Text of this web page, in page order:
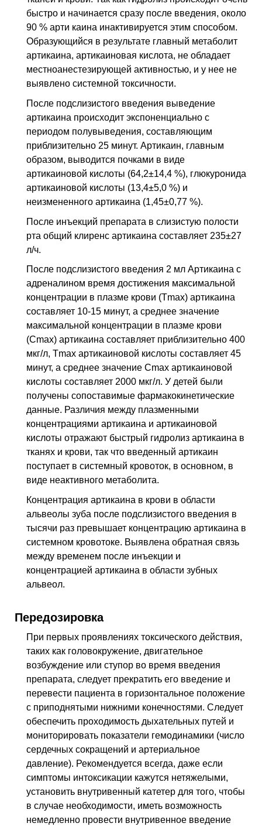
быстро и начинается сразу после введения, около
90 % арти каина инактивируется этим способом.
Образующийся в результате главный метаболит
артикаина, артикаиновая кислота, не обладает
местноанестезирующей активностью, и у нее не
выявлено системной токсичности.
После подслизистого введения выведение
артикаина происходит экспоненциально с
периодом полувыведения, составляющим
приблизительно 25 минут. Артикаин, главным
образом, выводится почками в виде
артикаиновой кислоты (64,2±14,4 %), глюкуронида
артикаиновой кислоты (13,4±5,0 %) и
неизмененного артикаина (1,45±0,77 %).
После инъекций препарата в слизистую полости
рта общий клиренс артикаина составляет 235±27
л/ч.
После подслизистого введения 2 мл Артикаина с
адреналином время достижения максимальной
концентрации в плазме крови (Tmax) артикаина
составляет 10-15 минут, а среднее значение
максимальной концентрации в плазме крови
(Сmax) артикаина составляет приблизительно 400
мкг/л, Tmax артикаиновой кислоты составляет 45
минут, а среднее значение Сmax артикаиновой
кислоты составляет 2000 мкг/л. У детей были
получены сопоставимые фармакокинетические
данные. Различия между плазменными
концентрациями артикаина и артикаиновой
кислоты отражают быстрый гидролиз артикаина в
тканях и крови, так что введенный артикаин
поступает в системный кровоток, в основном, в
виде неактивного метаболита.
Концентрация артикаина в крови в области
альвеолы зуба после подслизистого введения в
тысячи раз превышает концентрацию артикаина в
системном кровотоке. Выявлена обратная связь
между временем после инъекции и
концентрацией артикаина в области зубных
альвеол.
Передозировка
При первых проявлениях токсического действия,
таких как головокружение, двигательное
возбуждение или ступор во время введения
препарата, следует прекратить его введение и
перевести пациента в горизонтальное положение
с приподнятыми нижними конечностями. Следует
обеспечить проходимость дыхательных путей и
мониторировать показатели гемодинамики (число
сердечных сокращений и артериальное
давление). Рекомендуется всегда, даже если
симптомы интоксикации кажутся нетяжелыми,
установить внутривенный катетер для того, чтобы
в случае необходимости, иметь возможность
немедленно провести внутривенное введение